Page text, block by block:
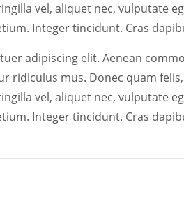
vel, aliquet nec, vulputate
Integer tincidunt. Cras
adipiscing elit. Aenean
ridiculus mus. Donec quam
vel, aliquet nec, vulputate
Integer tincidunt. Cras